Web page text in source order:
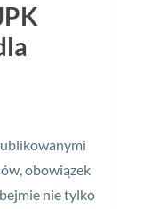
obowiązek
nie tylko